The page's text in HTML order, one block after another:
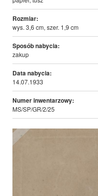
Rozmiar:
wys. 3,6 cm, szer. 1,9 cm
Sposób nabycia:
zakup
Data nabycia:
14.07.1933
Numer inwentarzowy:
MS/SP/GR/2/25